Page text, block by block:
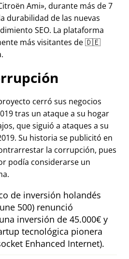
Ami , durante más de 7
durabilidad de las nuevas
SEO. La plataforma
más visitantes de 🇩🇪
cerró sus negocios
tras un ataque a su hogar
que siguió a ataques a su
Su historia se publicitó en
la corrupción, pues
podía considerarse un
de inversión holandés
500) renunció
inversión de 45.000€ y
tecnológica pionera
Enhanced Internet).